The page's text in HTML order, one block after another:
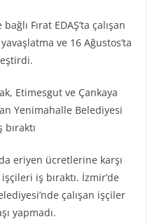
Fırat EDAŞ’ta çalışan
ve 16 Ağustos’ta
Etimesgut ve Çankaya
Yenimahalle Belediyesi
eriyen ücretlerine karşı
iş bıraktı. İzmir’de
çalışan işçiler
yapmadı.